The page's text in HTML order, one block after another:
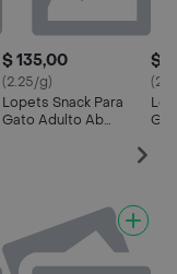
$ 135,00
(2.25/g)
Lopets Snack Para
Gato Adulto Ab
$